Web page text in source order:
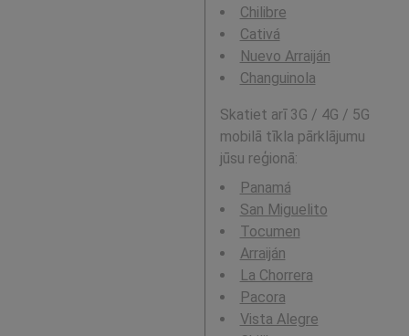
Chilibre
Cativá
Nuevo Arraiján
Changuinola
Skatiet arī 3G / 4G / 5G
mobilā tīkla pārklājumu
jūsu reģionā:
Panamá
San Miguelito
Tocumen
Arraiján
La Chorrera
Pacora
Vista Alegre